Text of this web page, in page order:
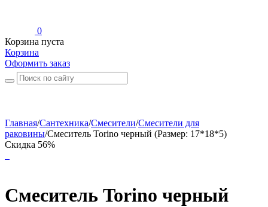
0
Корзина пуста
Корзина
Оформить заказ
Главная/Сантехника/Смесители/Смесители для
раковины/Смеситель Torino черный (Размер: 17*18*5)
Скидка 56%
Смеситель Torino черный